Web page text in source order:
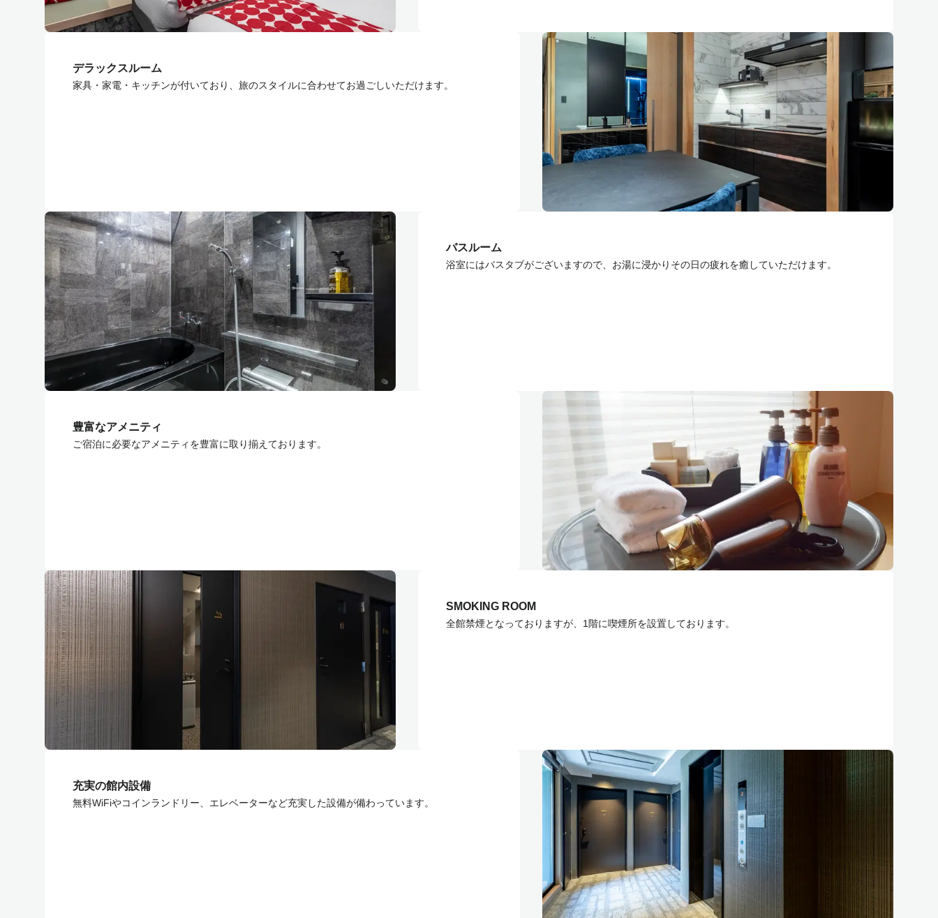
デラックスルーム
家具・家電・キッチンが付いており、旅のスタイルに合わせてお過ごしいただけます。
バスルーム
浴室にはバスタブがございますので、お湯に浸かりその日の疲れを癒していただけます。
豊富なアメニティ
ご宿泊に必要なアメニティを豊富に取り揃えております。
SMOKING ROOM
全館禁煙となっておりますが、1階に喫煙所を設置しております。
充実の館内設備
無料WiFiやコインランドリー、エレベーターなど充実した設備が備わっています。